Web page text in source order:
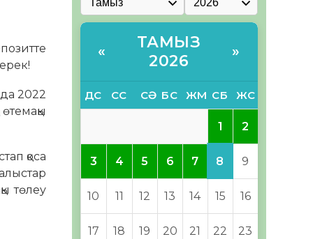
2022
қоса
төлеу
«
ТАМЫЗ
2026
»
ДС СС СӘ БС ЖМ СБ ЖС
1 2
3 4 5 6 7 8 9
10 11 12 13 14 15 16
17 18 19 20 21 22 23